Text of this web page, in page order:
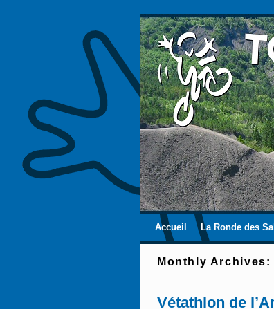
Skip to primary content
Aller au contenu secondaire
Accueil La Ronde des
Monthly Archives:
Vétathlon de